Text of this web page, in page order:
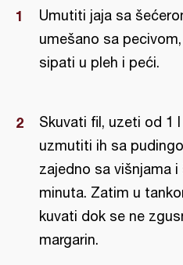
Umutiti jaja sa
umešano sa
sipati u pleh i peći.
Skuvati fil, uzeti od 1
uzmutiti ih sa
zajedno sa višnjama
minuta. Zatim u
kuvati dok se ne
margarin.